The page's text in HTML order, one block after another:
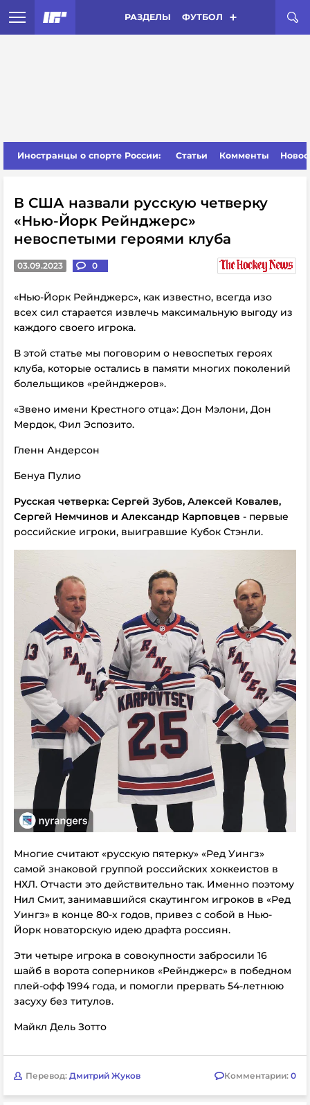
РАЗДЕЛЫ ФУТБОЛ
Иностранцы о спорте России: Статьи Комменты
В США назвали русскую четверку
«Нью-Йорк Рейнджерс»
невоспетыми героями клуба
03.09.2023 0
«Нью-Йорк Рейнджерс», как известно, всегда изо
всех сил старается извлечь максимальную выгоду из
каждого своего игрока.
В этой статье мы поговорим о невоспетых героях
клуба, которые остались в памяти многих поколений
болельщиков «рейнджеров».
«Звено имени Крестного отца»: Дон Мэлони, Дон
Мердок, Фил Эспозито.
Гленн Андерсон
Бенуа Пулио
Русская четверка: Сергей Зубов, Алексей Ковалев,
Сергей Немчинов и Александр Карповцев - первые
российские игроки, выигравшие Кубок Стэнли.
Многие считают «русскую пятерку» «Ред Уингз»
самой знаковой группой российских хоккеистов в
НХЛ. Отчасти это действительно так. Именно поэтому
Нил Смит, занимавшийся скаутингом игроков в «Ред
Уингз» в конце 80-х годов, привез с собой в Нью-
Йорк новаторскую идею драфта россиян.
Эти четыре игрока в совокупности забросили 16
шайб в ворота соперников «Рейнджерс» в победном
плей-офф 1994 года, и помогли прервать 54-летнюю
засуху без титулов.
Майкл Дель Зотто
Перевод: Дмитрий Жуков Комментарии: 0